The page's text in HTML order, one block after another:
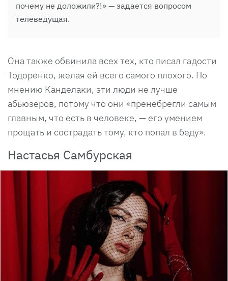
почему не доложили?!» — задается вопросом
телеведущая.
Она также обвинила всех тех, кто писал гадости
Тодоренко, желая ей всего самого плохого. По
мнению Канделаки, эти люди не лучше
абьюзеров, потому что они «пренебрегли самым
главным, что есть в человеке, — его умением
прощать и сострадать тому, кто попал в беду».
Настасья Самбурская